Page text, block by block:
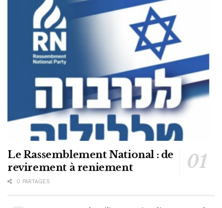
Le Rassemblement National : de
revirement à reniement
0 PARTAGES